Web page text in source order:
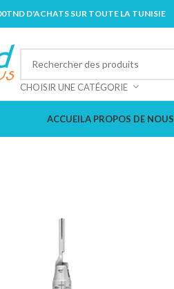
D'ACHATS SUR TOUTE LA TUNISIE
CHOISIR UNE CATÉGORIE
ACCUEILA PROPOS DE NOUS